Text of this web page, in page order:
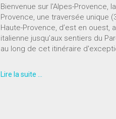
Bienvenue sur l'Alpes-Provence,
Provence, une traversée unique
Haute-Provence, d’est en
italienne jusqu’aux sentiers du
au long de cet itinéraire
Lire la suite …